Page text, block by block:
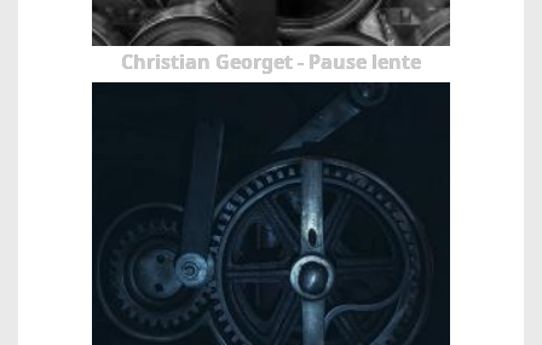
Christian Georget - Pause lente